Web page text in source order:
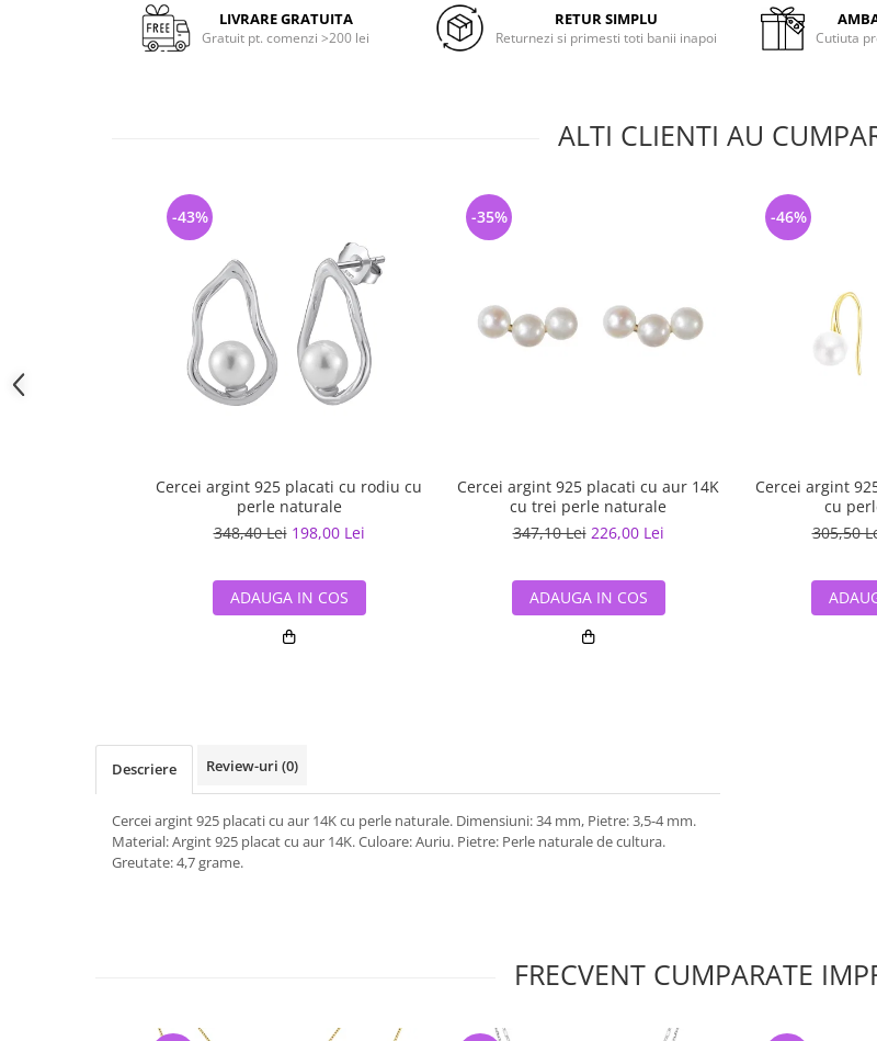
LIVRARE GRATUITA
Gratuit pt. comenzi >200 lei
RETUR SIMPLU
Returnezi si primesti toti banii inapoi Cutiuta
ALTI CLIENTI AU
Cercei argint 925 placati cu rodiu cu
perle naturale
348,40 Lei 198,00 Lei
-43%
ADAUGA IN COS
Cercei argint 925 placati cu aur 14K
cu trei perle naturale
347,10 Lei 226,00 Lei
-35%
ADAUGA IN COS
Cercei argint
cu
305,50
-46%
Descriere Review-uri (0)
Cercei argint 925 placati cu aur 14K cu perle naturale. Dimensiuni: 34 mm, Pietre: 3,5-4 mm.
Material: Argint 925 placat cu aur 14K. Culoare: Auriu. Pietre: Perle naturale de cultura.
Greutate: 4,7 grame.
FRECVENT CUMPARATE